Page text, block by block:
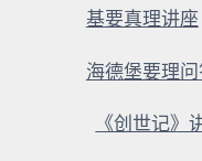
基要真理讲座
海德堡要理
《创世记》